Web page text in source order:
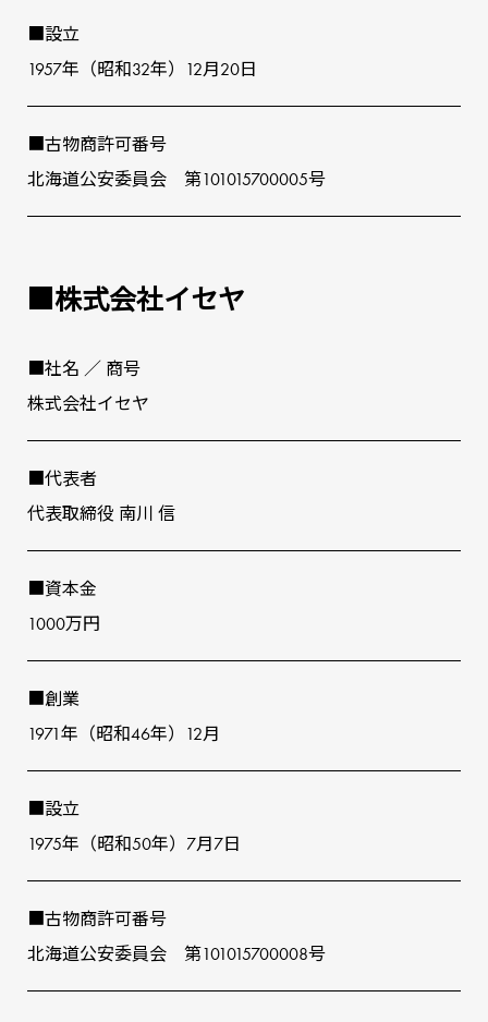
■設⽴
1957年（昭和32年）12⽉20⽇
■古物商許可番号
北海道公安委員会 第101015700005号
■株式会社イセヤ
■社名 ∕ 商号
株式会社イセヤ
■代表者
代表取締役 南川 信
■資本⾦
1000万円
■創業
1971年（昭和46年）12⽉
■設⽴
1975年（昭和50年）7⽉7⽇
■古物商許可番号
北海道公安委員会 第101015700008号